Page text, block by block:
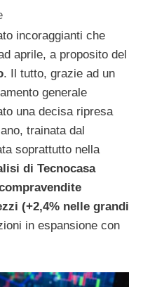
incoraggianti che
aprile, a proposito del
. Il tutto, grazie ad un
generale
una decisa ripresa
trainata dal
soprattutto nella
di Tecnocasa
(+2,4% nelle grandi
in espansione con